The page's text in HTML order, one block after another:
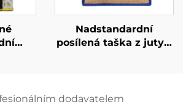
Nadstandardní
posílená taška z juty –
viditelnost značky
dodavatelem